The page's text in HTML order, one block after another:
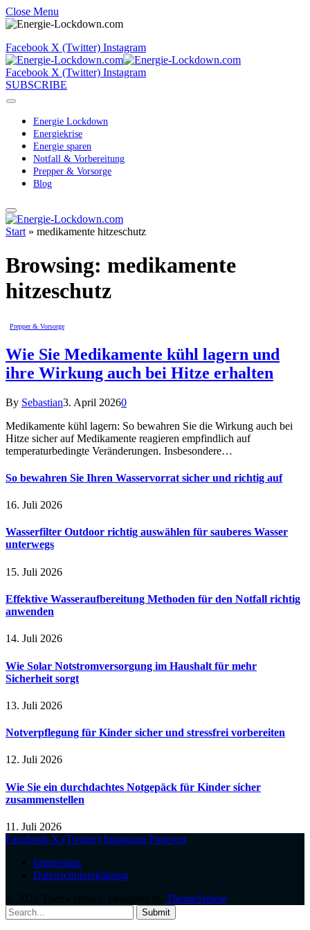
Close Menu
Facebook X (Twitter) Instagram
Facebook X (Twitter) Instagram
SUBSCRIBE
Energie Lockdown
Energiekrise
Energie sparen
Notfall & Vorbereitung
Prepper & Vorsorge
Blog
Start » medikamente hitzeschutz
Browsing: medikamente
hitzeschutz
Prepper & Vorsorge
Wie Sie Medikamente kühl lagern und
ihre Wirkung auch bei Hitze erhalten
By Sebastian3. April 20260
Medikamente kühl lagern: So bewahren Sie die Wirkung auch bei
Hitze sicher auf Medikamente reagieren empfindlich auf
temperaturbedingte Veränderungen. Insbesondere…
So bewahren Sie Ihren Wasservorrat sicher und richtig auf
16. Juli 2026
Wasserfilter Outdoor richtig auswählen für sauberes Wasser
unterwegs
15. Juli 2026
Effektive Wasseraufbereitung Methoden für den Notfall richtig
anwenden
14. Juli 2026
Wie Solar Notstromversorgung im Haushalt für mehr
Sicherheit sorgt
13. Juli 2026
Notverpflegung für Kinder sicher und stressfrei vorbereiten
12. Juli 2026
Wie Sie ein durchdachtes Notgepäck für Kinder sicher
zusammenstellen
11. Juli 2026
Facebook X (Twitter) Instagram Pinterest
Impressum
Datenschutzerklärung
ThemeSphere
Submit